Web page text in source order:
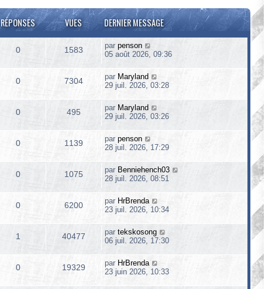
RÉPONSES VUES DERNIER MESSAGE
0 1583 par penson
05 août 2026, 09:36
0 7304 par Maryland
29 juil. 2026, 03:28
0 495 par Maryland
29 juil. 2026, 03:26
0 1139 par penson
28 juil. 2026, 17:29
0 1075 par Benniehench03
28 juil. 2026, 08:51
0 6200 par HrBrenda
23 juil. 2026, 10:34
1 40477 par tekskosong
06 juil. 2026, 17:30
0 19329 par HrBrenda
23 juin 2026, 10:33